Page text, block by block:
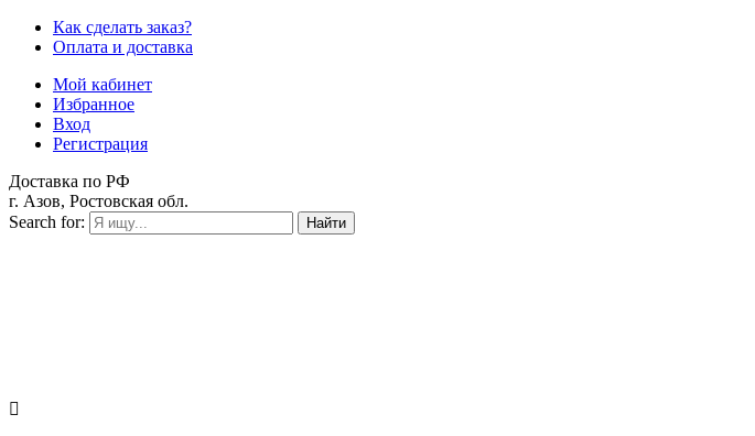
Как сделать заказ?
Оплата и доставка
Мой кабинет
Избранное
Вход
Регистрация
Доставка по РФ
г. Азов, Ростовская обл.
Search for:
Найти